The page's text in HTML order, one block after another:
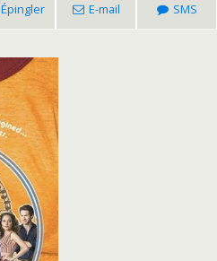
Épingler E-mail SMS